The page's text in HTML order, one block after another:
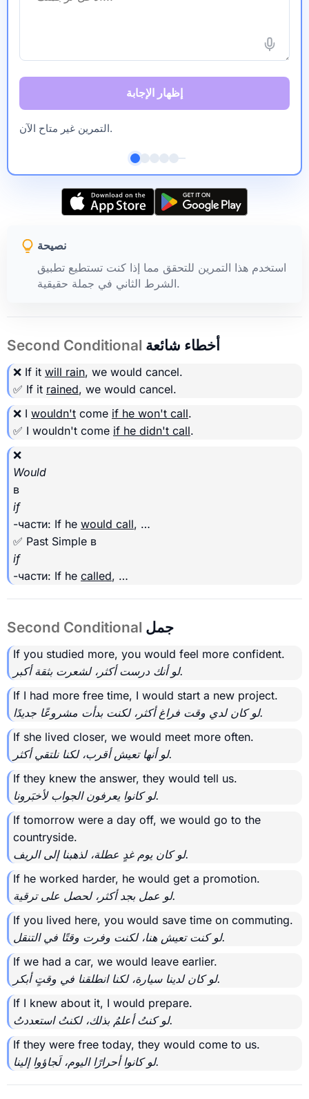
إظهار الإجابة
التمرين غير متاح الآن.
نصيحة
استخدم هذا التمرين للتحقق مما إذا كنت تستطيع تطبيق
الشرط الثاني في جملة حقيقية.
Second Conditional أخطاء شائعة
❌ If it will rain, we would cancel.
✅ If it rained, we would cancel.
❌ I wouldn't come if he won't call.
✅ I wouldn't come if he didn't call.
❌
Would
в
if
-части: If he would call, …
✅ Past Simple в
if
-части: If he called, …
Second Conditional جمل
If you studied more, you would feel more confident.
لو أنك درست أكثر، لشعرت بثقة أكبر.
If I had more free time, I would start a new project.
لو كان لدي وقت فراغ أكثر، لكنت بدأت مشروعًا جديدًا.
If she lived closer, we would meet more often.
لو أنها تعيش أقرب، لكنا نلتقي أكثر.
If they knew the answer, they would tell us.
لو كانوا يعرفون الجواب لأخبَرونا.
If tomorrow were a day off, we would go to the
countryside.
لو كان يوم غدٍ عطلة، لذهبنا إلى الريف.
If he worked harder, he would get a promotion.
لو عمل بجد أكثر، لحصل على ترقية.
If you lived here, you would save time on commuting.
لو كنت تعيش هنا، لكنت وفرت وقتًا في التنقل.
If we had a car, we would leave earlier.
لو كان لدينا سيارة، لكنا انطلقنا في وقتٍ أبكر.
If I knew about it, I would prepare.
لو كنتُ أعلمُ بذلك، لكنتُ استعددتُ.
If they were free today, they would come to us.
لو كانوا أحرارًا اليوم، لَجاؤوا إلينا.